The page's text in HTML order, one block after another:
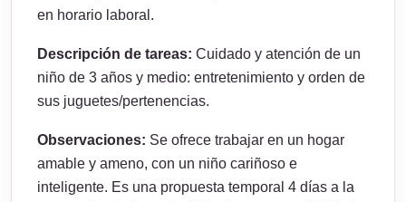
en horario laboral.
Descripción de tareas: Cuidado y atención de un
niño de 3 años y medio: entretenimiento y orden de
sus juguetes/pertenencias.
Observaciones: Se ofrece trabajar en un hogar
amable y ameno, con un niño cariñoso e
inteligente. Es una propuesta temporal 4 días a la